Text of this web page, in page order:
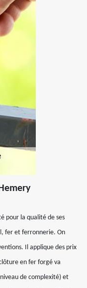
pour la qualité de ses
fer et ferronnerie. On
Il applique des prix
en fer forgé va
de complexité) et